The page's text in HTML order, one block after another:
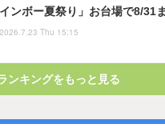
インボー夏祭り」お台場で8/31
2026.7.23 Thu 15:15
ンキングをもっと見る